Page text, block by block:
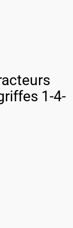
1-4-